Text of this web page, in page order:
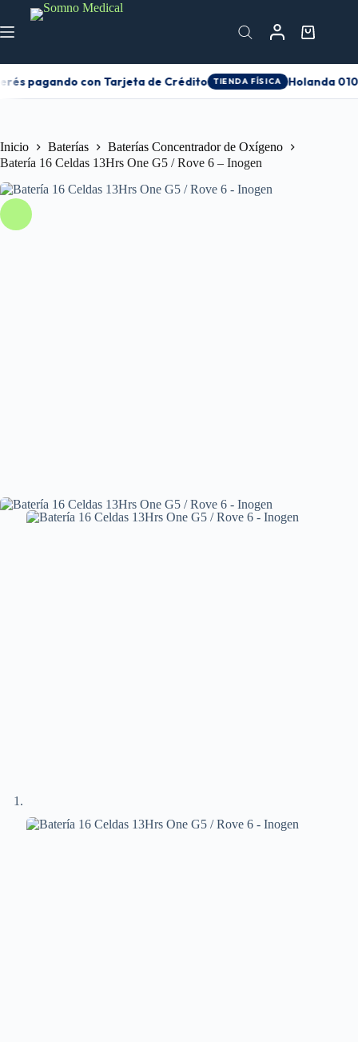
pagando con Tarjeta de Crédito TIENDA FÍSICA Holanda
Inicio Baterías
Baterías Concentrador de Oxígeno
Batería 16 Celdas 13Hrs One G5 / Rove 6 – Inogen